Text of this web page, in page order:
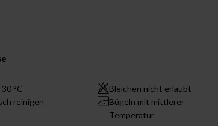
°C
Bleichen nicht erlaubt
reinigen
Bügeln mit mittlerer
Temperatur